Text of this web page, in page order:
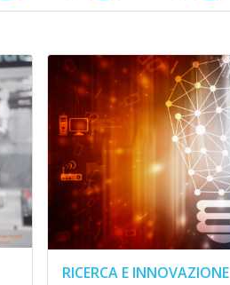
RICERCA E INNOVAZIONE